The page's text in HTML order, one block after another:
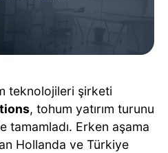
teknolojileri şirketi
, tohum yatırım turunu
tamamladı. Erken aşama
Hollanda ve Türkiye